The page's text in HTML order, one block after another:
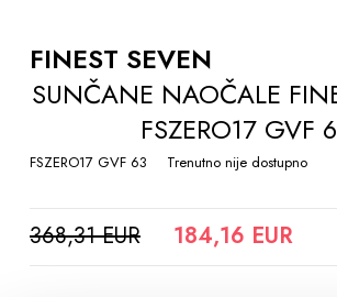
THE
BEGINNING
OF
GALLERY
FINEST SEVEN
SUNČANE NAOČALE
FSZERO17 GVF
FSZERO17 GVF 63 Trenutno nije dostupno
184,16 EUR
368,31 EUR